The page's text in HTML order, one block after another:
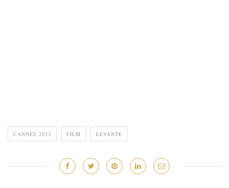
CANNES 2023 FILM LEVANTE